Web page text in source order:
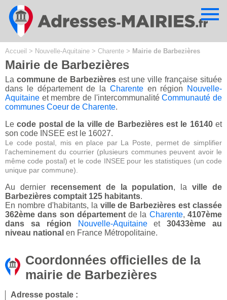
Accueil > Nouvelle-Aquitaine > Charente > Mairie de Barbezières
Mairie de Barbezières
La commune de Barbezièresest une ville française située
dans le département de la Charenteen région
Nouvelle-
Aquitaine et membre de l'intercommunalitéCommunauté de
communes Coeur de Charente.
Lecode postal de la ville de Barbezières est le 16140et
son code INSEE est le 16027.
Le code postal, mis en place par La Poste, permet de simplifier
l'acheminement du courrier (plusieurs communes peuvent avoir le
même code postal) et le code INSEE pour les statistiques (un code
unique par commune).
Au dernier recensement de la population, laville de
Barbezières comptait 125 habitants.
En nombre d'habitants, la ville de Barbezières est classée
362ème dans son départementde la Charente,4107ème
dans sa région
Nouvelle-Aquitaineet30433ème au
niveau national en France Métropolitaine.
Coordonnées officielles de la
mairie de Barbezières
Adresse postale :
Cookies management panel